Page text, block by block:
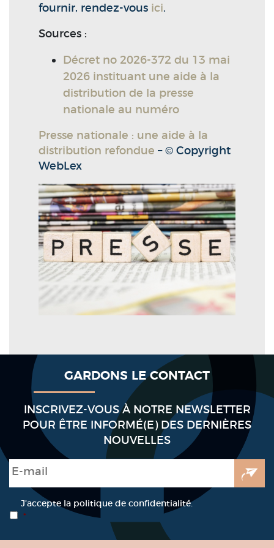
fournir, rendez-vous ici.
Sources :
Décret no 2026-372 du 13 mai
2026 instituant une aide à la
distribution de la presse
nationale au numéro
Presse nationale : une aide à la
distribution refondue – © Copyright
WebLex
GARDONS LE CONTACT
INSCRIVEZ-VOUS À NOTRE NEWSLETTER
POUR ÊTRE INFORMÉ(E) DES DERNIÈRES
NOUVELLES
E-mail
RGPD *
J’accepte la politique de confidentialité.
*